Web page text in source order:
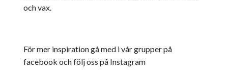
och vax.
För mer inspiration gå med i vår grupper på
facebook och följ oss på Instagram